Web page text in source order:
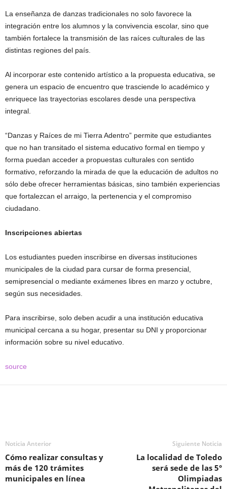
La enseñanza de danzas tradicionales no solo favorece la
integración entre los alumnos y la convivencia escolar, sino que
también fortalece la transmisión de las raíces culturales de las
distintas regiones del país.
Al incorporar este contenido artístico a la propuesta educativa, se
genera un espacio de encuentro que trasciende lo académico y
enriquece las trayectorias escolares desde una perspectiva
integral.
“Danzas y Raíces de mi Tierra Adentro” permite que estudiantes
que no han transitado el sistema educativo formal en tiempo y
forma puedan acceder a propuestas culturales con sentido
formativo, reforzando la mirada de que la educación de adultos no
sólo debe ofrecer herramientas básicas, sino también experiencias
que fortalezcan el arraigo, la pertenencia y el compromiso
ciudadano.
Inscripciones abiertas
Los estudiantes pueden inscribirse en diversas instituciones
municipales de la ciudad para cursar de forma presencial,
semipresencial o mediante exámenes libres en marzo y octubre,
según sus necesidades.
Para inscribirse, solo deben acudir a una institución educativa
municipal cercana a su hogar, presentar su DNI y proporcionar
información sobre su nivel educativo.
source
Noticia Anterior
Cómo realizar consultas y
más de 120 trámites
municipales en línea
Siguiente Noticia
La localidad de Toledo
será sede de las 5°
Olimpiadas